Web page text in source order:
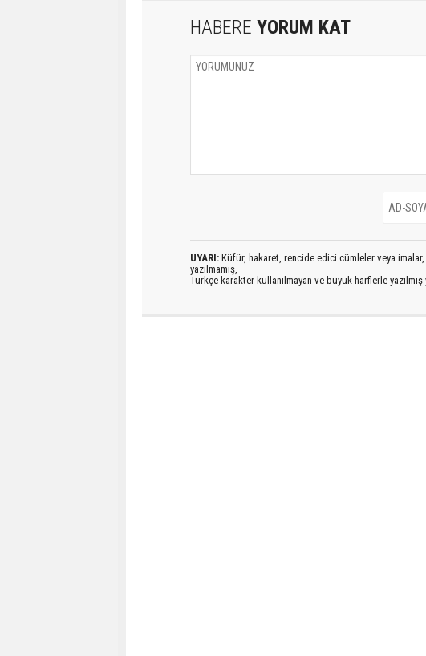
HABERE YORUM KAT
UYARI: Küfür, hakaret, rencide edici cümleler veya
yazılmamış,
Türkçe karakter kullanılmayan ve büyük harflerle